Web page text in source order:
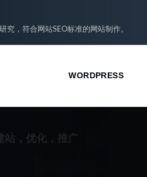
究，符合网站SEO标准的网站制作。
WORDPRESS
站，优化，推广